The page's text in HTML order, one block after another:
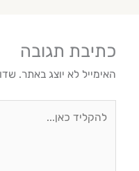
כתיבת תגובה
האימייל לא יוצג באתר.